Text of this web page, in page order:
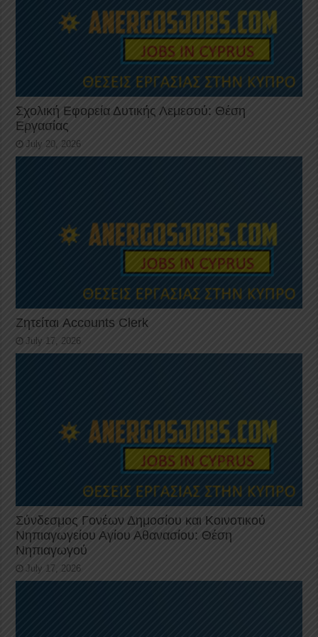
Σχολική Εφορεία Δυτικής Λεμεσού: Θέση
Εργασίας
July 20, 2026
Ζητείται Accounts Clerk
July 17, 2026
Σύνδεσμος Γονέων Δημοσίου και Κοινοτικού
Νηπιαγωγείου Αγίου Αθανασίου: Θέση
Νηπιαγωγού
July 17, 2026